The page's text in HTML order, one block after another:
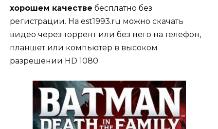
хорошем качестве бесплатно без
регистрации. На est1993.ru можно скачать
видео через торрент или без него на телефон,
планшет или компьютер в высоком
разрешении HD 1080.